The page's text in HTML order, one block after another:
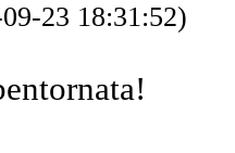
23 18:31:52)